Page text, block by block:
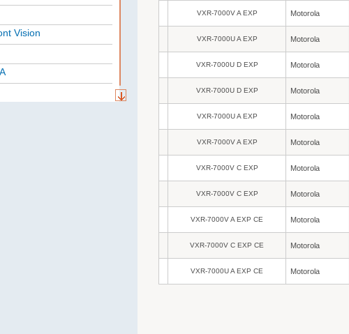
Vision
VXR-7000V A EXP Motorola
VXR-7000U A EXP Motorola
VXR-7000U D EXP Motorola
VXR-7000U D EXP Motorola
VXR-7000U A EXP Motorola
VXR-7000V A EXP Motorola
VXR-7000V C EXP Motorola
VXR-7000V C EXP Motorola
VXR-7000V A EXP CE Motorola
VXR-7000V C EXP CE Motorola
VXR-7000U A EXP CE Motorola